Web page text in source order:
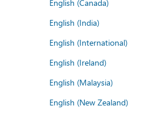
English (Canada)
English (India)
English (International)
English (Ireland)
English (Malaysia)
English (New Zealand)